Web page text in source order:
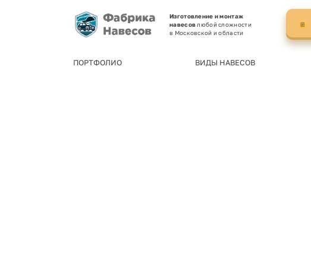
Изготовление и монтаж
навесов любой сложности
в Московской и области
ПОРТФОЛИО ВИДЫ НАВЕСОВ